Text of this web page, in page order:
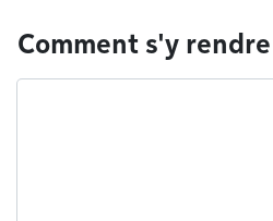
Comment s'y rendre